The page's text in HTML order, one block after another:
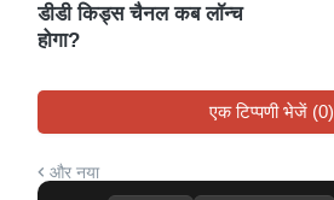
डीडी किड्स चैनल कब लॉन्च
होगा?
एक टिप्पणी भेजें (0)
और नया